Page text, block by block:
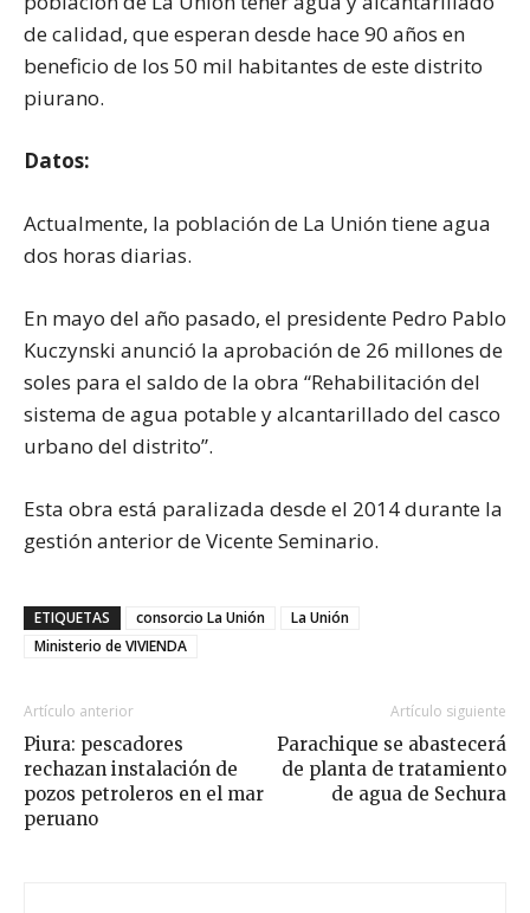
de calidad, que esperan desde hace 90 años en
beneficio de los 50 mil habitantes de este distrito
piurano.
Datos:
Actualmente, la población de La Unión tiene agua
dos horas diarias.
En mayo del año pasado, el presidente Pedro Pablo
Kuczynski anunció la aprobación de 26 millones de
soles para el saldo de la obra “Rehabilitación del
sistema de agua potable y alcantarillado del casco
urbano del distrito”.
Esta obra está paralizada desde el 2014 durante la
gestión anterior de Vicente Seminario.
ETIQUETAS consorcio La Unión
La Unión
Ministerio de VIVIENDA
Artículo anterior
Piura: pescadores
rechazan instalación de
pozos petroleros en el mar
peruano
Artículo siguiente
Parachique se abastecerá
de planta de tratamiento
de agua de Sechura